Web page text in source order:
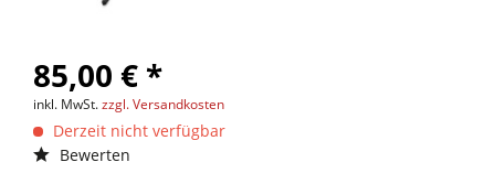
85,00 € *
inkl. MwSt.zzgl. Versandkosten
Derzeit nicht verfügbar
Bewerten